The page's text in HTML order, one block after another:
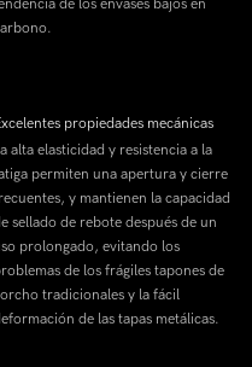
propiedades mecánicas
alta elasticidad y resistencia a la
permiten una apertura y cierre
y mantienen la capacidad
sellado de rebote después de un
prolongado, evitando los
de los frágiles tapones de
tradicionales y la fácil
de las tapas metálicas.